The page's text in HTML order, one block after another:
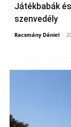
Játékbabák
szenvedély
Racsmány Dániel -